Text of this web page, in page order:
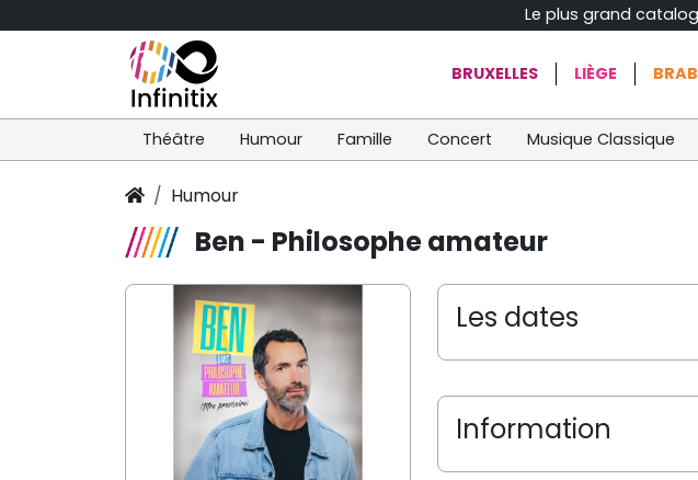
Le plus grand
BRUXELLES LIÈGE
Théâtre Humour Famille Concert Musique Classique
Humour
Ben - Philosophe amateur
Les dates
Information